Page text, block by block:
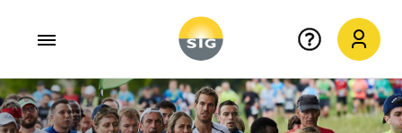
Aller au contenu principal